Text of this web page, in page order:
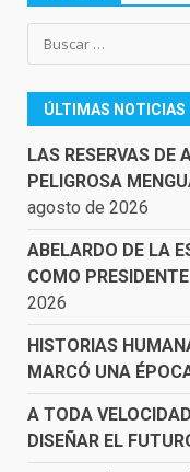
Buscar:
ÚLTIMAS NOTICIAS
LAS RESERVAS DE
PELIGROSA
agosto de 2026
ABELARDO DE LA
COMO
2026
HISTORIAS
MARCÓ UNA
A TODA
DISEÑAR EL